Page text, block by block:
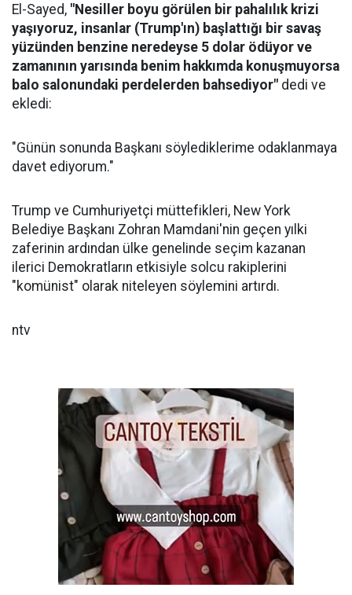
El-Sayed, "Nesiller boyu görülen bir pahalılık krizi
yaşıyoruz, insanlar (Trump'ın) başlattığı bir savaş
yüzünden benzine neredeyse 5 dolar ödüyor ve
zamanının yarısında benim hakkımda konuşmuyorsa
balo salonundaki perdelerden bahsediyor" dedi ve
ekledi:
"Günün sonunda Başkanı söylediklerime odaklanmaya
davet ediyorum."
Trump ve Cumhuriyetçi müttefikleri, New York
Belediye Başkanı Zohran Mamdani'nin geçen yılki
zaferinin ardından ülke genelinde seçim kazanan
ilerici Demokratların etkisiyle solcu rakiplerini
"komünist" olarak niteleyen söylemini artırdı.
ntv